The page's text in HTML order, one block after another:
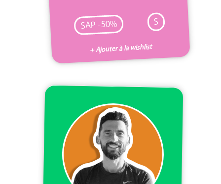
SAP -50% S
+ Ajouter à la wishlist